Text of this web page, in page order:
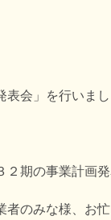
会」を行いま
２期の事業計画
者のみな様、 お